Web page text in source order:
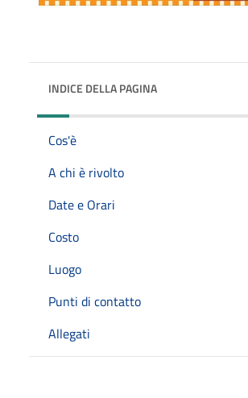
INDICE DELLA PAGINA
Cos'è
A chi è rivolto
Date e Orari
Costo
Luogo
Punti di contatto
Allegati